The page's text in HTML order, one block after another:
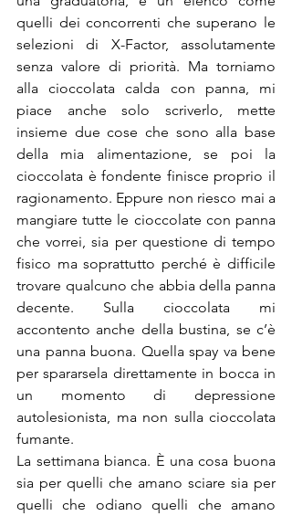
quelli dei concorrenti che superano le
selezioni di X-Factor, assolutamente
senza valore di priorità. Ma torniamo
alla cioccolata calda con panna, mi
piace anche solo scriverlo, mette
insieme due cose che sono alla base
della mia alimentazione, se poi la
cioccolata è fondente finisce proprio il
ragionamento. Eppure non riesco mai a
mangiare tutte le cioccolate con panna
che vorrei, sia per questione di tempo
fisico ma soprattutto perché è difficile
trovare qualcuno che abbia della panna
decente. Sulla cioccolata mi
accontento anche della bustina, se c’è
una panna buona. Quella spay va bene
per spararsela direttamente in bocca in
un momento di depressione
autolesionista, ma non sulla cioccolata
fumante.
La settimana bianca. È una cosa buona
sia per quelli che amano sciare sia per
quelli che odiano quelli che amano